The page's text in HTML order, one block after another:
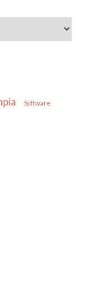
Software